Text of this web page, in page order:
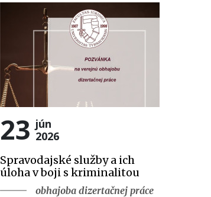
23 jún
2026
Spravodajské služby a ich
úloha v boji s kriminalitou
obhajoba dizertačnej práce